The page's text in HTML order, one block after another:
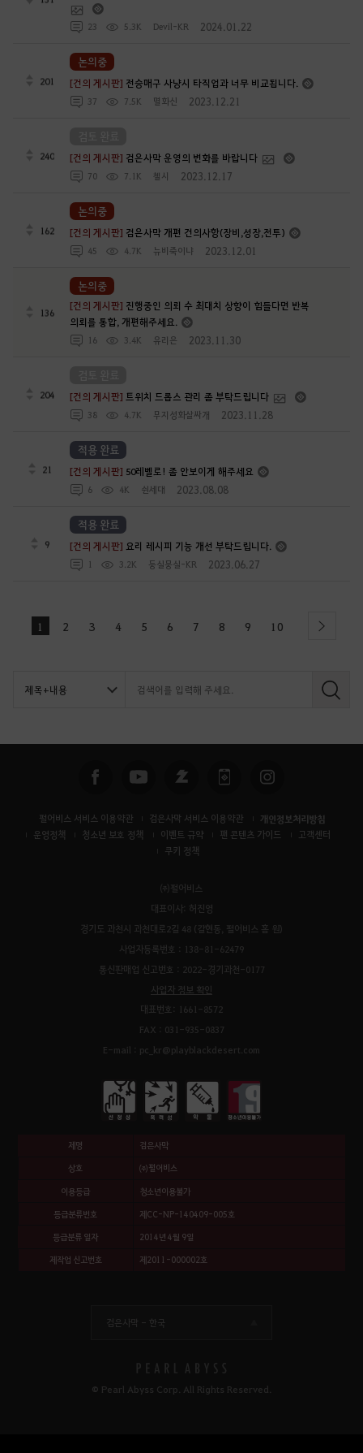
23 5.3K Devil-KR 2024.01.22
201 [건의 게시판] 전승매구 사냥시 타직업과 너무 비교됩니다.
37 7.5K 멸화신 2023.12.21
논의중
240 [건의 게시판] 검은사막 운영의 변화를 바랍니다
70 7.1K 첼시 2023.12.17
162 [건의 게시판] 검은사막 개편 건의사항(장비,성장,전투)
45 4.7K 뉴비죽이냐 2023.12.01
논의중
136
[건의 게시판] 진행중인 의뢰 수 최대치 상향이 힘들다면 반복
의뢰를 통합, 개편해주세요.
16 3.4K 유리은 2023.11.30
논의중
204 [건의 게시판]트위치 드롭스 관리 좀 부탁드립니다
38 4.7K 무지성화살싸개 2023.11.28
21 [건의 게시판] 50레벨로! 좀 안보이게 해주세요
6 4K 쉰세대 2023.08.08
적용 완료
9 [건의 게시판]요리 레시피 기능 개선 부탁드립니다.
1 3.2K 둥실뭉실-KR 2023.06.27
적용 완료
1 2 3 4 5 6 7 8 9 10 next
검
펄어비스 서비스 이용약관 검은사막 서비스 이용약관 개인정보처리방침
운영정책 청소년 보호 정책 이벤트 규약 팬 콘텐츠 가이드
고객센터
쿠키 정책
㈜펄어비스
대표이사: 허진영
경기도 과천시 과천대로2길 48 (갈현동, 펄어비스 홈 원)
사업자등록번호 : 138-81-62479
통신판매업 신고번호 : 2022-경기과천-0177
사업자 정보 확인
대표번호: 1661-8572
FAX : 031-935-0837
E-mail : pc_kr@playblackdesert.com
제명 검은사막
상호 ㈜펄어비스
이용등급 청소년이용불가
등급분류번호 제CC-NP-140409-005호
등급분류 일자 2014년 4월 9일
제작업 신고번호 제2011-000002호
검은사막 - 한국
© Pearl Abyss Corp. All Rights Reserved.